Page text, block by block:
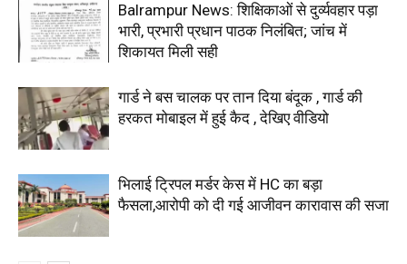
Balrampur News: शिक्षिकाओं से दुर्व्यवहार पड़ा
भारी, प्रभारी प्रधान पाठक निलंबित; जांच में
शिकायत मिली सही
गार्ड ने बस चालक पर तान दिया बंदूक , गार्ड की
हरकत मोबाइल में हुई कैद , देखिए वीडियो
भिलाई ट्रिपल मर्डर केस में HC का बड़ा
फैसला,आरोपी को दी गई आजीवन कारावास की सजा